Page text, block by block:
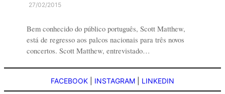
27/02/2015
Bem conhecido do público português, Scott Matthew,
está de regresso aos palcos nacionais para três novos
concertos. Scott Matthew, entrevistado…
FACEBOOK INSTAGRAM LINKEDIN